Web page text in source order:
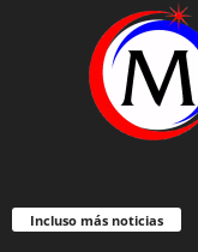
Incluso más noticias